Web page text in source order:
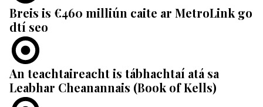
Breis is €460 milliún caite ar MetroLink go
dtí seo
An teachtaireacht is tábhachtaí atá sa
Leabhar Cheanannais (Book of Kells)